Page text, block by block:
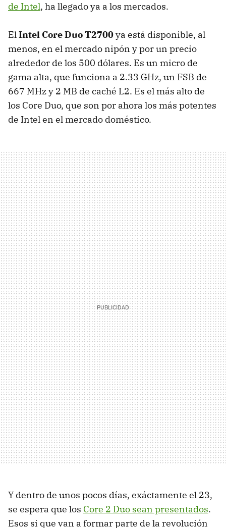
de Intel, ha llegado ya a los mercados.
ElIntel Core Duo T2700ya está disponible, al
menos, en el mercado nipón y por un precio
alrededor de los 500 dólares. Es un micro de
gama alta, que funciona a 2.33 GHz, un FSB de
667 MHz y 2 MB de caché L2. Es el más alto de
los Core Duo, que son por ahora los más potentes
de Intel en el mercado doméstico.
Y dentro de unos pocos días, exáctamente el 23,
se espera que los Core 2 Duo sean presentados.
Esos si que van a formar parte de la revolución